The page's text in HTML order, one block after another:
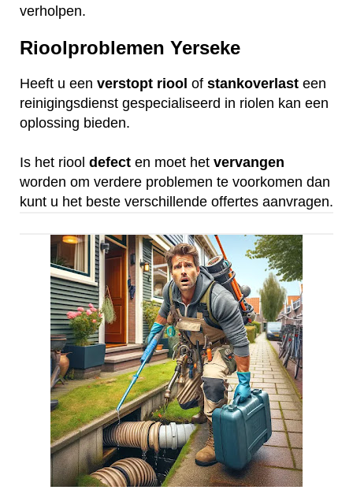
verholpen.
Rioolproblemen Yerseke
Heeft u een verstopt riool of stankoverlast een
reinigingsdienst gespecialiseerd in riolen kan een
oplossing bieden.
Is het riool defect en moet het vervangen
worden om verdere problemen te voorkomen dan
kunt u het beste verschillende offertes aanvragen.